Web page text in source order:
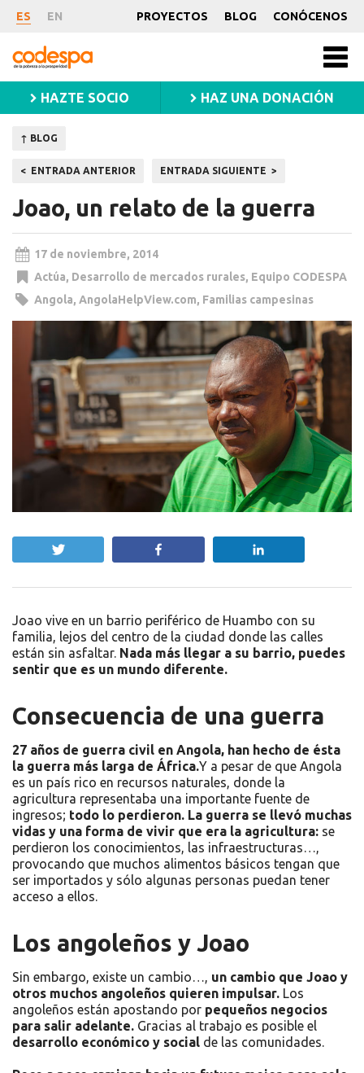
Noticia
ES EN PROYECTOS BLOG CONÓCENOS
CODESPA
HAZTE SOCIO HAZ UNA DONACIÓN
↑ BLOG
Navegación
de
entradas
ENTRADA ANTERIOR ENTRADA SIGUIENTE
Joao, un relato de la guerra
17 de noviembre, 2014
Actúa, Desarrollo de mercados rurales, Equipo CODESPA
Angola, AngolaHelpView.com, Familias campesinas
Joao vive en un barrio periférico de Huambo con su
familia, lejos del centro de la ciudad donde las calles
están sin asfaltar. Nada más llegar a su barrio, puedes
sentir que es un mundo diferente.
Consecuencia de una guerra
27 años de guerra civil en Angola, han hecho de ésta
la guerra más larga de África.Y a pesar de que Angola
es un país rico en recursos naturales, donde la
agricultura representaba una importante fuente de
ingresos; todo lo perdieron. La guerra se llevó muchas
vidas y una forma de vivir que era la agricultura: se
perdieron los conocimientos, las infraestructuras…,
provocando que muchos alimentos básicos tengan que
ser importados y sólo algunas personas puedan tener
acceso a ellos.
Los angoleños y Joao
Sin embargo, existe un cambio…, un cambio que Joao y
otros muchos angoleños quieren impulsar. Los
angoleños están apostando por pequeños negocios
para salir adelante. Gracias al trabajo es posible el
desarrollo económico y social de las comunidades.